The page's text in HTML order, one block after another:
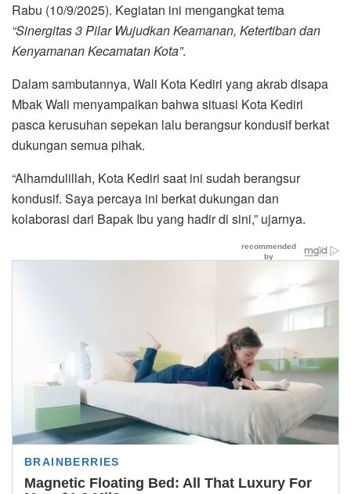
Rabu (10/9/2025). Kegiatan ini mengangkat tema
“Sinergitas 3 Pilar Wujudkan Keamanan, Ketertiban dan
Kenyamanan Kecamatan Kota”.
Dalam sambutannya, Wali Kota Kediri yang akrab disapa
Mbak Wali menyampaikan bahwa situasi Kota Kediri
pasca kerusuhan sepekan lalu berangsur kondusif berkat
dukungan semua pihak.
“Alhamdulillah, Kota Kediri saat ini sudah berangsur
kondusif. Saya percaya ini berkat dukungan dan
kolaborasi dari Bapak Ibu yang hadir di sini,” ujarnya.